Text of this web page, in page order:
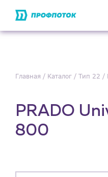
Главная Каталог Тип 22
PRADO
800